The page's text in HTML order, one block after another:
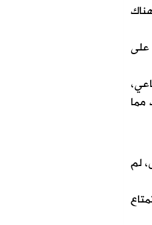
ساعات يوميًا على
مما
لم